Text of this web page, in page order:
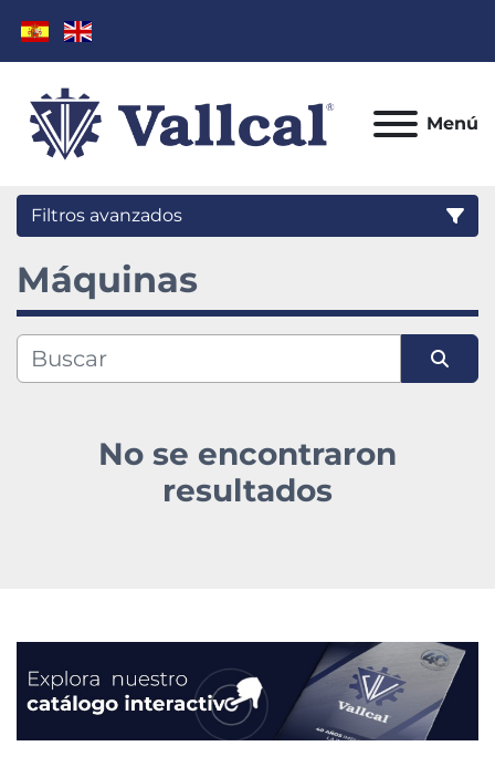
Menú
Filtros avanzados
Categoría
Condición
Máquinas
No se encontraron
resultados